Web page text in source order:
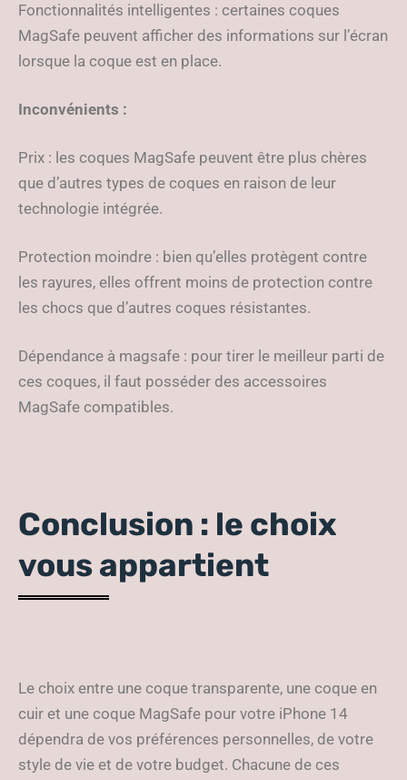
Fonctionnalités intelligentes : certaines coques
MagSafe peuvent afficher des informations sur l’écran
lorsque la coque est en place.
Inconvénients :
Prix : les coques MagSafe peuvent être plus chères
que d’autres types de coques en raison de leur
technologie intégrée.
Protection moindre : bien qu’elles protègent contre
les rayures, elles offrent moins de protection contre
les chocs que d’autres coques résistantes.
Dépendance à magsafe : pour tirer le meilleur parti de
ces coques, il faut posséder des accessoires
MagSafe compatibles.
Conclusion : le choix
vous appartient
Le choix entre une coque transparente, une coque en
cuir et une coque MagSafe pour votre iPhone 14
dépendra de vos préférences personnelles, de votre
style de vie et de votre budget. Chacune de ces